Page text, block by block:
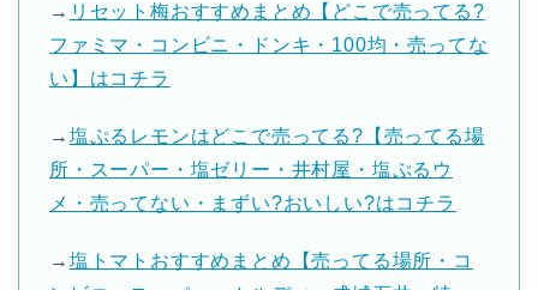
→ リセット梅おすすめまとめ【どこで売ってる?
ファミマ・コンビニ・ドンキ・100均・売ってな
い】はコチラ
→ 塩ぷるレモンはどこで売ってる?【売ってる場
所・スーパー・塩ゼリー・井村屋・塩ぷるウ
メ・売ってない・まずい?おいしい?はコチラ
→ 塩トマトおすすめまとめ【売ってる場所・コ